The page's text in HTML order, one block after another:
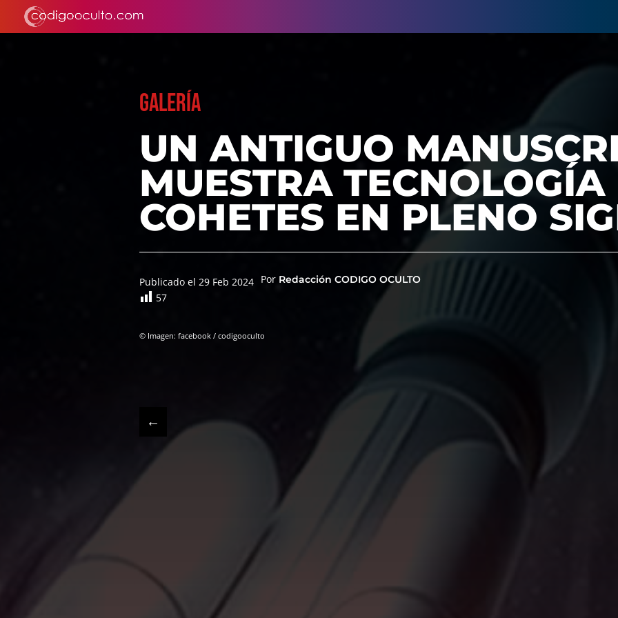
GALERÍA
UN ANTIGUO
MUESTRA TECNOLOGÍA
COHETES EN PLENO
Publicado el 29 Feb 2024 Por Redacción CODIGO OCULTO
57
© Imagen: facebook / codigooculto
←